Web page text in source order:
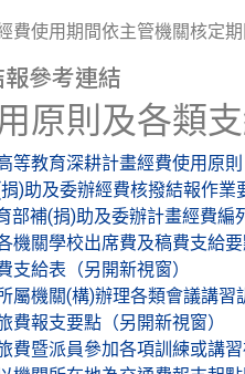
費使用期間依主管機關核定期
參考連結
原則及各類
等教育深耕計畫經費使用原則
)助及委辦經費核撥結報作業
部補(捐)助及委辦計畫經費編
機關學校出席費及稿費支給要
支給表（另開新視窗）
屬機關(構)辦理各類會議講習
費報支要點（另開新視窗）
費暨派員參加各項訓練或講